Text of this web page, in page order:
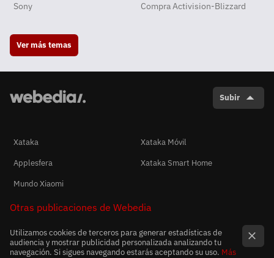
Sony Compra Activision-Blizzard
Ver más temas
Subir
Xataka
Xataka Móvil
Applesfera
Xataka Smart Home
Mundo Xiaomi
Otras publicaciones de Webedia
Utilizamos cookies de terceros para generar estadísticas de
audiencia y mostrar publicidad personalizada analizando tu
navegación. Si sigues navegando estarás aceptando su uso. Más